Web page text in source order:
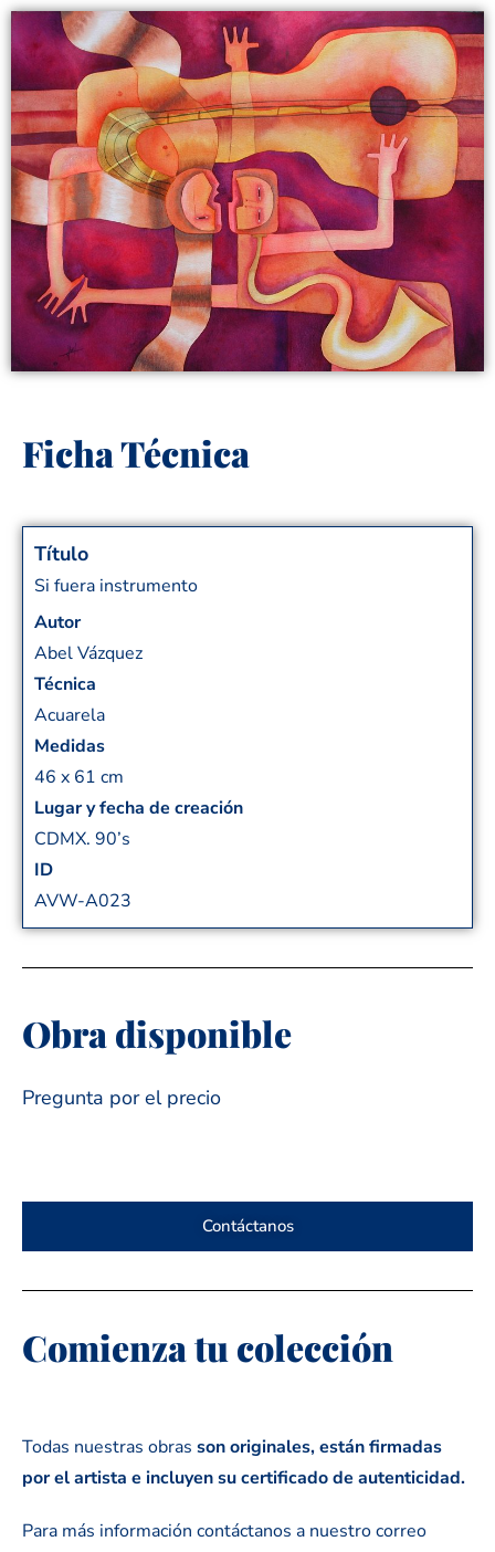
Ficha Técnica
Título
Si fuera instrumento
Autor
Abel Vázquez
Técnica
Acuarela
Medidas
46 x 61 cm
Lugar y fecha de creación
CDMX. 90’s
ID
AVW-A023
Obra disponible
Pregunta por el precio
Contáctanos
Comienza tu colección
Todas nuestras obras son originales, están firmadas
por el artista e incluyen su certificado de autenticidad.
Para más información contáctanos a nuestro correo